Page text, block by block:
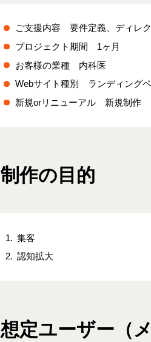
ご支援内容 要件定義、ディレ
プロジェクト期間 1ヶ月
お客様の業種 内科医
Webサイト種別 ランディング
新規orリニューアル 新規制作
制作の目的
集客
認知拡大
想定ユーザー（